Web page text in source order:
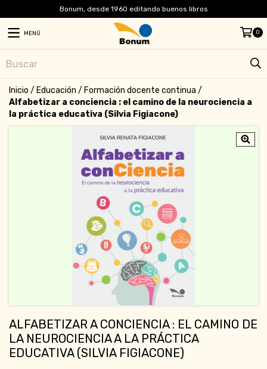
Bonum, desde 1960 editando buenos libros
MENÚ 0
Inicio / Educación / Formación docente continua /
Alfabetizar a conciencia : el camino de la neurociencia a
la práctica educativa (Silvia Figiacone)
ALFABETIZAR A CONCIENCIA : EL CAMINO DE
LA NEUROCIENCIA A LA PRÁCTICA
EDUCATIVA (SILVIA FIGIACONE)